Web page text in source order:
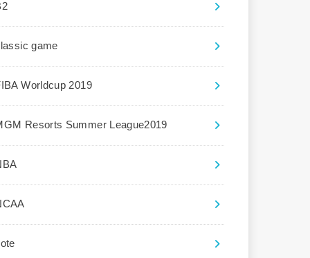
game
Worldcup 2019
Resorts Summer League2019